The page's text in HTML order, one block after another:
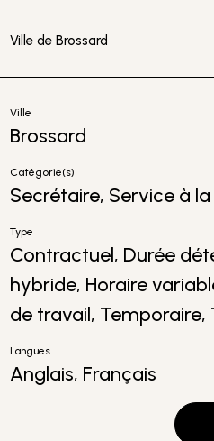
Ville de Brossard
Ville
Brossard
Catégorie(s)
Secrétaire, Service à
Type
Contractuel, Durée
hybride, Horaire
de travail, Temporaire,
Langues
Anglais, Français